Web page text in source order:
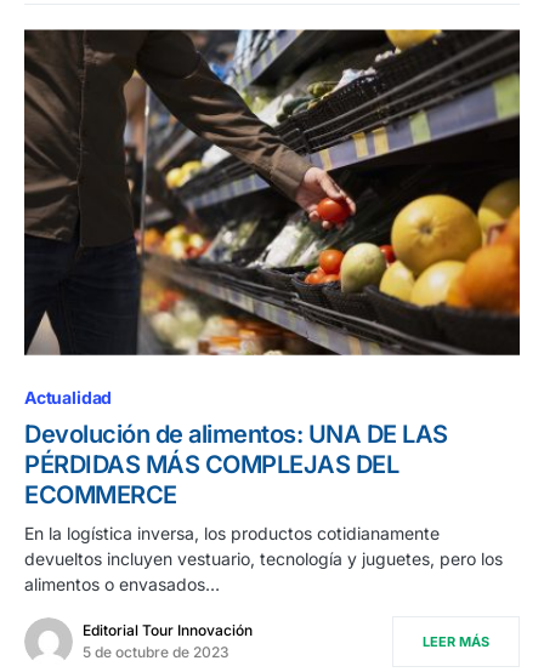
Actualidad
Devolución de alimentos: UNA DE LAS
PÉRDIDAS MÁS COMPLEJAS DEL
ECOMMERCE
En la logística inversa, los productos cotidianamente
devueltos incluyen vestuario, tecnología y juguetes, pero los
alimentos o envasados…
Editorial Tour Innovación
5 de octubre de 2023
LEER MÁS